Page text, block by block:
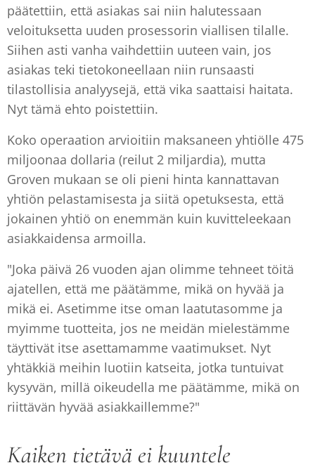
päätettiin, että asiakas sai niin halutessaan
veloituksetta uuden prosessorin viallisen tilalle.
Siihen asti vanha vaihdettiin uuteen vain, jos
asiakas teki tietokoneellaan niin runsaasti
tilastollisia analyysejä, että vika saattaisi haitata.
Nyt tämä ehto poistettiin.
Koko operaation arvioitiin maksaneen yhtiölle 475
miljoonaa dollaria (reilut 2 miljardia), mutta
Groven mukaan se oli pieni hinta kannattavan
yhtiön pelastamisesta ja siitä opetuksesta, että
jokainen yhtiö on enemmän kuin kuvitteleekaan
asiakkaidensa armoilla.
"Joka päivä 26 vuoden ajan olimme tehneet töitä
ajatellen, että me päätämme, mikä on hyvää ja
mikä ei. Asetimme itse oman laatutasomme ja
myimme tuotteita, jos ne meidän mielestämme
täyttivät itse asettamamme vaatimukset. Nyt
yhtäkkiä meihin luotiin katseita, jotka tuntuivat
kysyvän, millä oikeudella me päätämme, mikä on
riittävän hyvää asiakkaillemme?"
Kaiken tietävä ei kuuntele